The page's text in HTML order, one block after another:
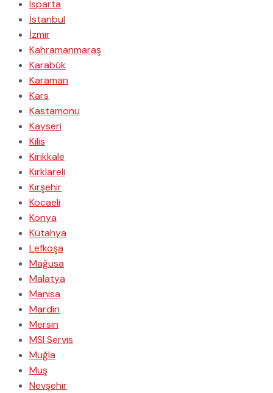
Isparta
İstanbul
İzmir
Kahramanmaraş
Karabük
Karaman
Kars
Kastamonu
Kayseri
Kilis
Kırıkkale
Kırklareli
Kırşehir
Kocaeli
Konya
Kütahya
Lefkoşa
Mağusa
Malatya
Manisa
Mardin
Mersin
MSI Servis
Muğla
Muş
Nevşehir